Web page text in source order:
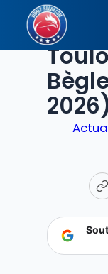
contenu
EN DIRECT